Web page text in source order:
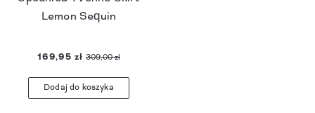
Lemon Sequin
169,95 zł 309,00 zł
Dodaj do koszyka